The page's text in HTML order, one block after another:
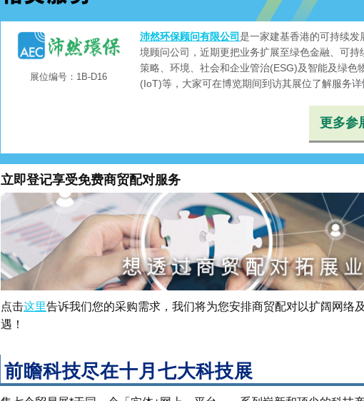
展位编号：1B-D16
沛然环保顾问有限公司是一家建基香港的可持续发
境顾问公司，近期更把业务扩展至绿色金融、可持
策略、环境、社会和企业管治(ESG)及智能及绿色
(IoT)等，大家可在博览期间到访其展位了解服务详
更多参
立即登记享受免费商贸配对服务
点击这里告诉我们您的采购需求，我们将为您安排商贸配对以扩阔网络
遇！
前瞻科技尽在十月七大科技展